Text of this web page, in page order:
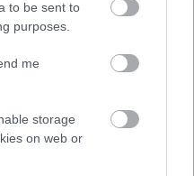
to be sent to
purposes.
me
storage
on web or